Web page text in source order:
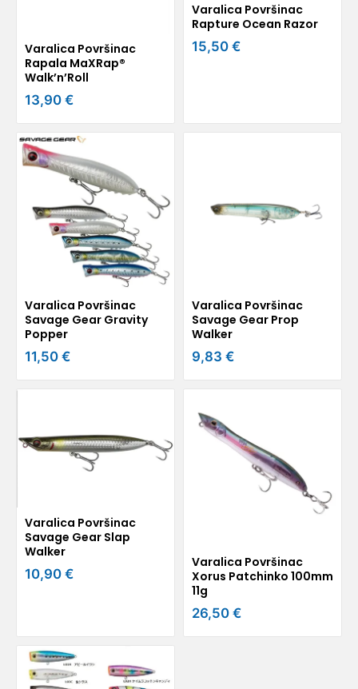
Varalica Površinac
Rapala MaXRap®
Walk’n’Roll
13,90 €
Varalica Površinac
Rapture Ocean Razor
15,50 €
Varalica Površinac
Savage Gear Gravity
Popper
11,50 €
Varalica Površinac
Savage Gear Prop
Walker
9,83 €
Varalica Površinac
Savage Gear Slap
Walker
10,90 €
Varalica Površinac
Xorus Patchinko 100mm
11g
26,50 €